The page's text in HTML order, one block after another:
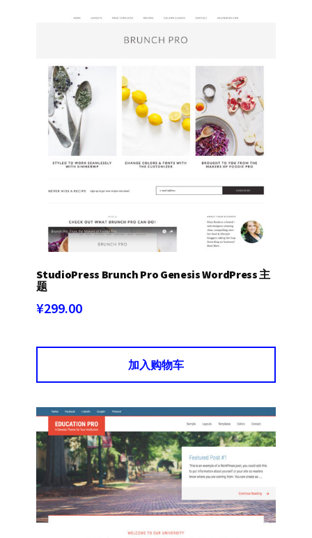
StudioPress Brunch Pro Genesis WordPress 主
题
¥299.00
加入购物车